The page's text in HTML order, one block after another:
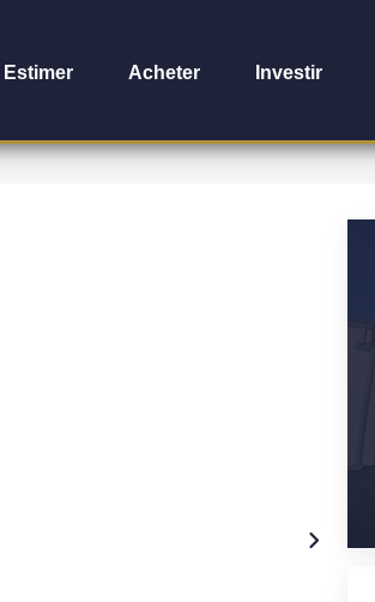
Estimer Acheter Investir